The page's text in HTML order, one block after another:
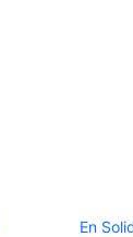
En